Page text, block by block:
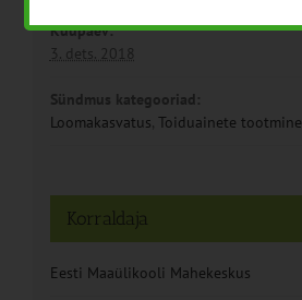
Kuupäev:
3. dets. 2018
Sündmus kategooriad:
Loomakasvatus, Toiduainete tootmine
Korraldaja
Eesti Maaülikooli Mahekeskus